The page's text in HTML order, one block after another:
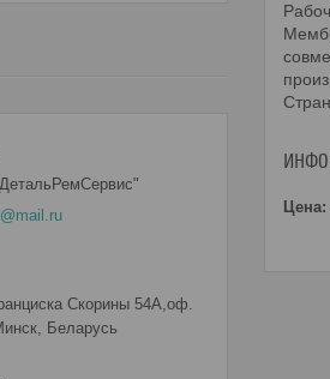
Цена:
Скорины 54А,оф.
Беларусь